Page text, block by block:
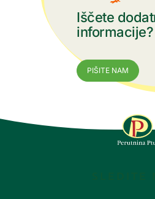
Iščete
informacije?
PIŠITE NAM